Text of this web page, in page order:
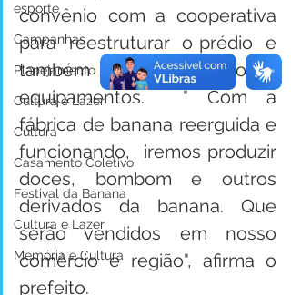
esporte
Campanhas
Planejamento
Cultura e Lazer
Cultura
Casamento Coletivo
Festival da Banana
Cultura e Lazer
Memória e Cultura
convênio com a cooperativa
para  reestruturar  o prédio  e
também adquirir novos
equipamentos.  " Com a
fábrica de banana reerguida e
funcionando,  iremos produzir
doces, bombom e outros
derivados da banana. Que
serão vendidos em nosso
comércio e região", afirma o
prefeito.